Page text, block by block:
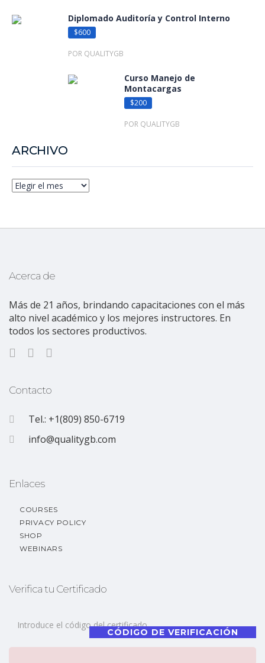
Diplomado Auditoría y Control Interno
$600
POR QUALITYGB
Curso Manejo de
Montacargas
$200
POR QUALITYGB
ARCHIVO
Acerca de
Más de 21 años, brindando capacitaciones con el más
alto nivel académico y los mejores instructores. En
todos los sectores productivos.
Contacto
Tel.: +1(809) 850-6719
info@qualitygb.com
Enlaces
COURSES
PRIVACY POLICY
SHOP
WEBINARS
Verifica tu Certificado
CÓDIGO DE VERIFICACIÓN